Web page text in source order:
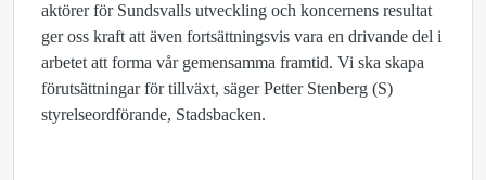
aktörer för Sundsvalls utveckling och koncernens resultat
ger oss kraft att även fortsättningsvis vara en drivande del i
arbetet att forma vår gemensamma framtid. Vi ska skapa
förutsättningar för tillväxt, säger Petter Stenberg (S)
styrelseordförande, Stadsbacken.